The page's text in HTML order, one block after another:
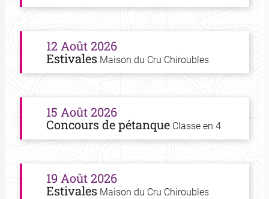
12 Août 2026
Estivales Maison du Cru Chiroubles
15 Août 2026
Concours de pétanque Classe en 4
19 Août 2026
Estivales Maison du Cru Chiroubles